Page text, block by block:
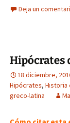
Deja un
Hipócrates
18 diciembre,
Hipócrates, Historia
greco-latina